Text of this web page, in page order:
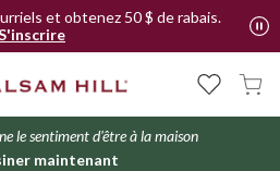
et obtenez 50 $ de rabais.
le sentiment d'être à la maison
maintenant